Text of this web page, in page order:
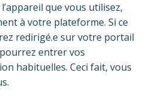
que vous utilisez,
à votre plateforme. Si ce
redirigé.e sur votre portail
entrer vos
habituelles. Ceci fait, vous